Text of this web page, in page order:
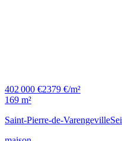
402 000 €2379 €/m²
169 m²
Saint-Pierre-de-Varengeville